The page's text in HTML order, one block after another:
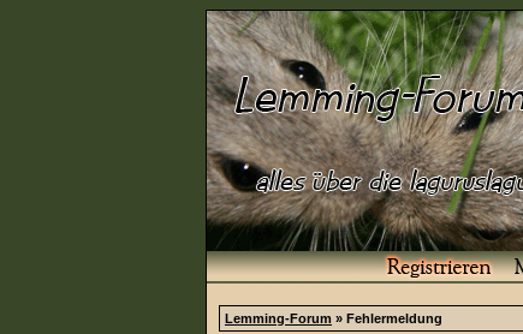
Lemming-Forum » Fehlermeldung